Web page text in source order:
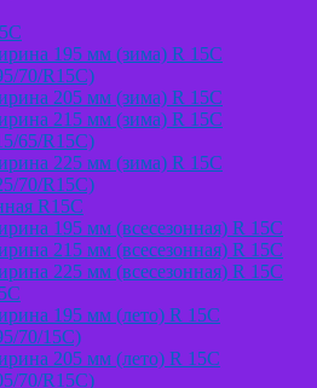
195 мм (зима) R 15С
70/R15C)
205 мм (зима) R 15C
215 мм (зима) R 15С
65/R15C)
225 мм (зима) R 15С
70/R15C)
R15C
195 мм (всесезонная) R 15C
215 мм (всесезонная) R 15C
225 мм (всесезонная) R 15C
195 мм (лето) R 15С
70/15C)
205 мм (лето) R 15С
70/R15C)